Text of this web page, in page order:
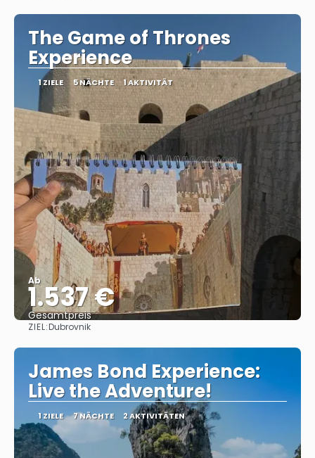
The Game of Thrones
Experience
1 ZIELE 5 NÄCHTE 1 AKTIVITÄT
Ab
1.537 €
Gesamtpreis
ZIEL:Dubrovnik
James Bond Experience:
Live the Adventure!
1 ZIELE 7 NÄCHTE 2 AKTIVITÄTEN